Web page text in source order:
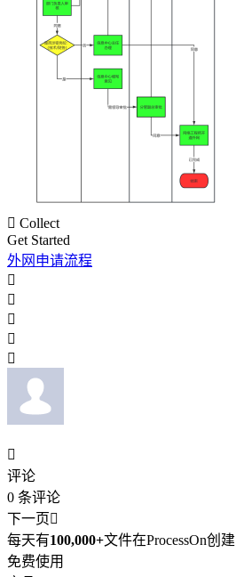
 Collect
Get Started
外网申请流程






评论
0 条评论
下一页
每天有100,000+文件在ProcessOn创建
免费使用